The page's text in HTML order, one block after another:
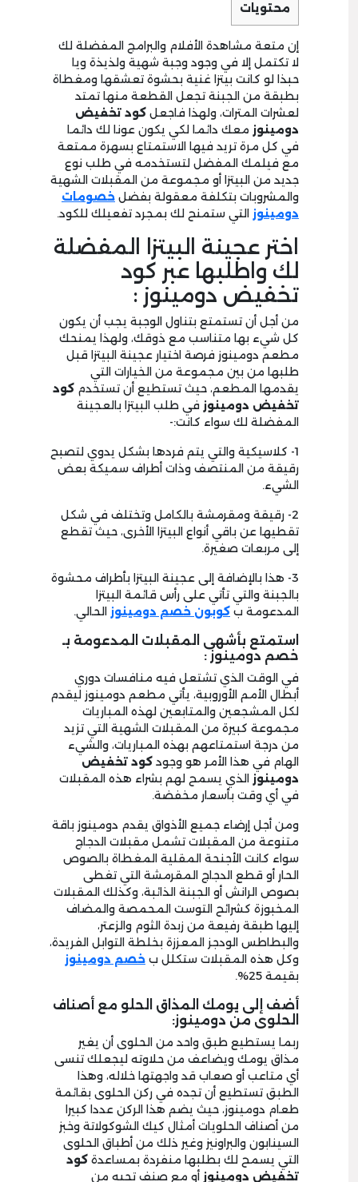
محتويات
إن متعة مشاهدة الأفلام والبرامج المفضلة لك
لا تكتمل إلا في وجود وجبة شهية ولذيذة ويا
حبذا لو كانت بيتزا غنية بحشوة تعشقها ومغطاة
بطبقة من الجبنة تجعل القطعة منها تمتد
لعشرات المترات، ولهذا فاجعل كود تخفيض
دومينوز معك دائما لكي يكون عونا لك دائما
في كل مرة تريد فيها الاستمتاع بسهرة ممتعة
مع فيلمك المفضل لتستخدمه في طلب نوع
جديد من البيتزا أو مجموعة من المقبلات الشهية
والمشروبات بتكلفة معقولة بفضل خصومات
دومينوز التي ستمنح لك بمجرد تفعيلك للكود.
اختر عجينة البيتزا المفضلة
لك واطلبها عبر كود
تخفيض دومينوز :
من أجل أن تستمتع بتناول الوجبة يجب أن يكون
كل شيء بها متناسب مع ذوقك، ولهذا يمنحك
مطعم دومينوز فرصة اختيار عجينة البيتزا قبل
طلبها من بين مجموعة من الخيارات التي
يقدمها المطعم، حيث تستطيع أن تستخدم كود
تخفيض دومينوز في طلب البيتزا بالعجينة
المفضلة لك سواء كانت:-
1- كلاسيكية والتي يتم فردها بشكل يدوي لتصبح
رقيقة من المنتصف وذات أطراف سميكة بعض
الشيء.
2- رقيقة ومقرمشة بالكامل وتختلف في شكل
تقطيها عن باقي أنواع البيتزا الأخرى، حيث تقطع
إلى مربعات صغيرة.
3- هذا بالإضافة إلى عجينة البيتزا بأطراف محشوة
بالجبنة والتي تأتي على رأس قائمة البيتزا
المدعومة ب كوبون خصم دومينوز الحالي.
استمتع بأشهى المقبلات المدعومة بـ
خصم دومينوز :
في الوقت الذي تشتعل فيه منافسات دوري
أبطال الأمم الأوروبية، يأتي مطعم دومينوز ليقدم
لكل المشجعين والمتابعين لهذه المباريات
مجموعة كبيرة من المقبلات الشهية التي تزيد
من درجة استمتاعهم بهذه المباريات، والشيء
الهام في هذا الأمر هو وجود كود تخفيض
دومينوز الذي يسمح لهم بشراء هذه المقبلات
في أي وقت بأسعار مخفضة.
ومن أجل إرضاء جميع الأذواق يقدم دومينوز باقة
متنوعة من المقبلات تشمل مقبلات الدجاج
سواء كانت الأجنحة المقلية المغطاة بالصوص
الحار أو قطع الدجاج المقرمشة التي تغطى
بصوص الرانش أو الجبنة الذائبة، وكذلك المقبلات
المخبوزة كشرائح التوست المحمصة والمضاف
إليها طبقة رفيعة من زبدة الثوم والزعتر،
والبطاطس الودجز المعززة بخلطة التوابل الفريدة،
وكل هذه المقبلات ستكلل ب خصم دومينوز
بقيمة 25%.
أضف إلى يومك المذاق الحلو مع أصناف
الحلوى من دومينوز:
ربما يستطيع طبق واحد من الحلوى أن يغير
مذاق يومك ويضاعف من حلاوته ليجعلك تنسى
أي متاعب أو صعاب قد واجهتها خلاله، وهذا
الطبق تستطيع أن تجده في ركن الحلوى بقائمة
طعام دومينوز، حيث يضم هذا الركن عددا كبيرا
من أصناف الحلويات أمثال كيك الشوكولاتة وخبز
السينابون والبراونيز وغير ذلك من أطباق الحلوى
التي يسمح لك بطلبها منفردة بمساعدة كود
تخفيض دومينوز أو مع صنف تحبه من